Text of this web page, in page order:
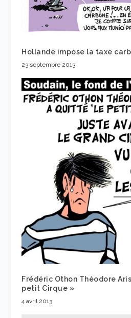
Hollande impose la taxe
23 septembre 2013
Frédéric Othon Théodore
petit Cirque »
4 avril 2013